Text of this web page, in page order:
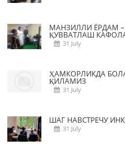
МАНЗИЛЛИ ЁРДАМ
ҚУВВАТЛАШ
31 July
ҲАМКОРЛИКДА
ҚИЛАМИЗ
31 July
ШАГ НАВСТРЕЧУ
31 July